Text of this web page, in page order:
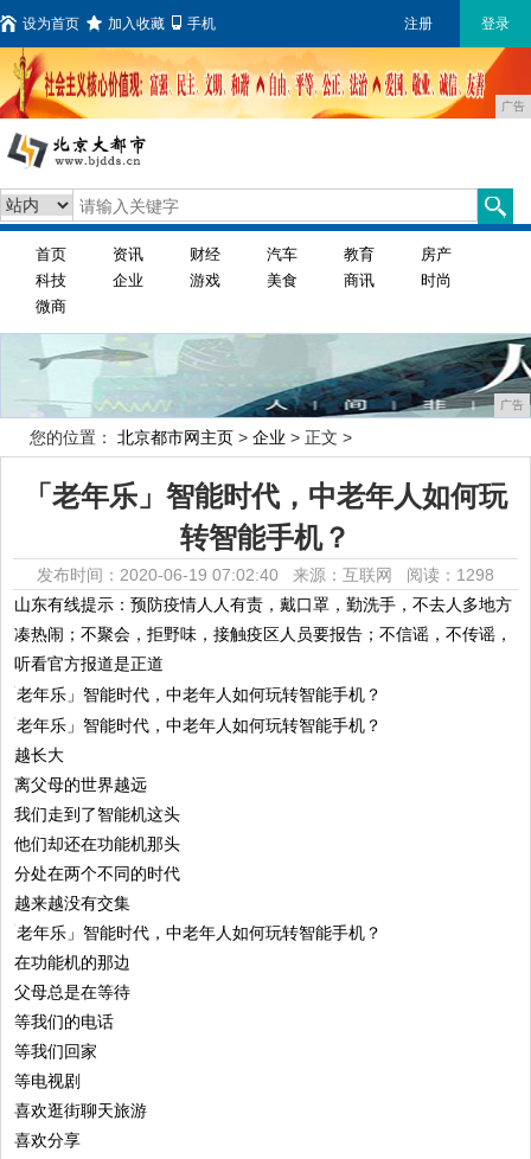
设为首页 加入收藏 手机 注册 登录
广告
首页 资讯 财经 汽车 教育
房产
科技
企业 游戏 美食 商讯
时尚
微商
广告
您的位置： 北京都市网主页 > 企业 > 正文 >
「老年乐」智能时代，中老年人如何玩
转智能手机？
发布时间：2020-06-19 07:02:40 来源：互联网 阅读：1298
山东有线提示：预防疫情人人有责，戴口罩，勤洗手，不去人多地方
凑热闹；不聚会，拒野味，接触疫区人员要报告；不信谣，不传谣，
听看官方报道是正道
越长大
离父母的世界越远
我们走到了智能机这头
他们却还在功能机那头
分处在两个不同的时代
越来越没有交集
在功能机的那边
父母总是在等待
等我们的电话
等我们回家
等电视剧
喜欢逛街聊天旅游
喜欢分享